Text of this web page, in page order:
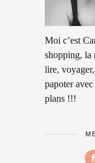
Moi c’est
shopping, la
lire,
papoter
plans !!!